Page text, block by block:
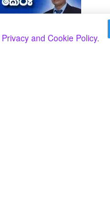
Privacy and Cookie Policy.